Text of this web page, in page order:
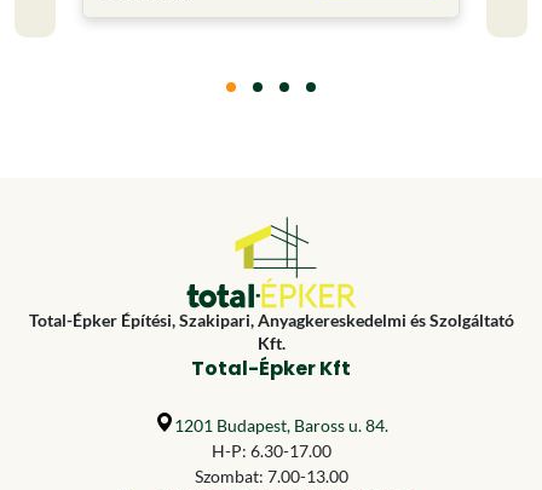
Total-Épker Építési, Szakipari, Anyagkereskedelmi és Szolgáltató
Kft.
Total-Épker Kft
1201 Budapest, Baross u. 84.
H-P: 6.30-17.00
Szombat: 7.00-13.00